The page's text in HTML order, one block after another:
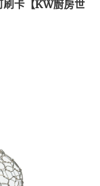
刷卡【KW廚房世